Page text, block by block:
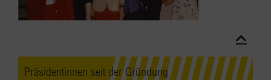
Präsidentinnen seit der Gründung